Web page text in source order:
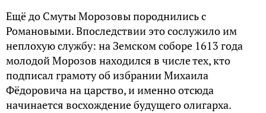
Ещё до Смуты Морозовы породнились с
Романовыми. Впоследствии это сослужило им
неплохую службу: на Земском соборе 1613 года
молодой Морозов находился в числе тех, кто
подписал грамоту об избрании Михаила
Фёдоровича на царство, и именно отсюда
начинается восхождение будущего олигарха.